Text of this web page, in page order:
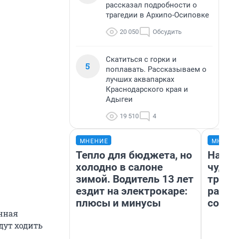
ходить
рассказал подробности о
трагедии в Архипо-Осиповке
20 050 Обсудить
5
Скатиться с горки и
поплавать. Рассказываем о
лучших аквапарках
Краснодарского края и
Адыгеи
19 510 4
МНЕНИЕ
Тепло для бюджета, но
холодно в салоне
зимой. Водитель 13 лет
ездит на электрокаре:
плюсы и минусы